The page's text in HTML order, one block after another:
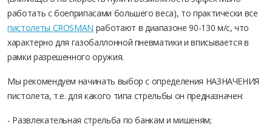
работать с боеприпасами большего веса), то практически все
пистолеты CROSMAN работают в диапазоне 90-130 м/с, что
характерно для газобаллонной пневматики и вписывается в
рамки разрешенного оружия.
Мы рекомендуем начинать выбор с определения НАЗНАЧЕНИЯ
пистолета, т.е. для какого типа стрельбы он предназначен:
- Развлекательная стрельба по банкам и мишеням;